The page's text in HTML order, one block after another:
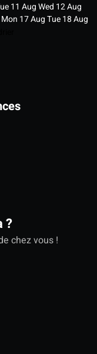
11 AugWed 12Aug
Mon 17AugTue18Aug
?
chez vous !